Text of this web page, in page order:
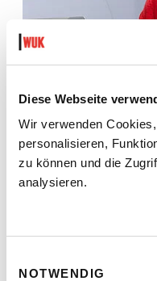
Diese Webseite
Wir verwenden
personalisieren,
zu können und die
analysieren.
NOTWENDIG